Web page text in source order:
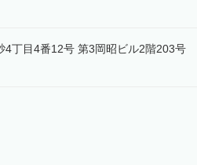
丁目4番12号 第3岡昭ビル2階203号